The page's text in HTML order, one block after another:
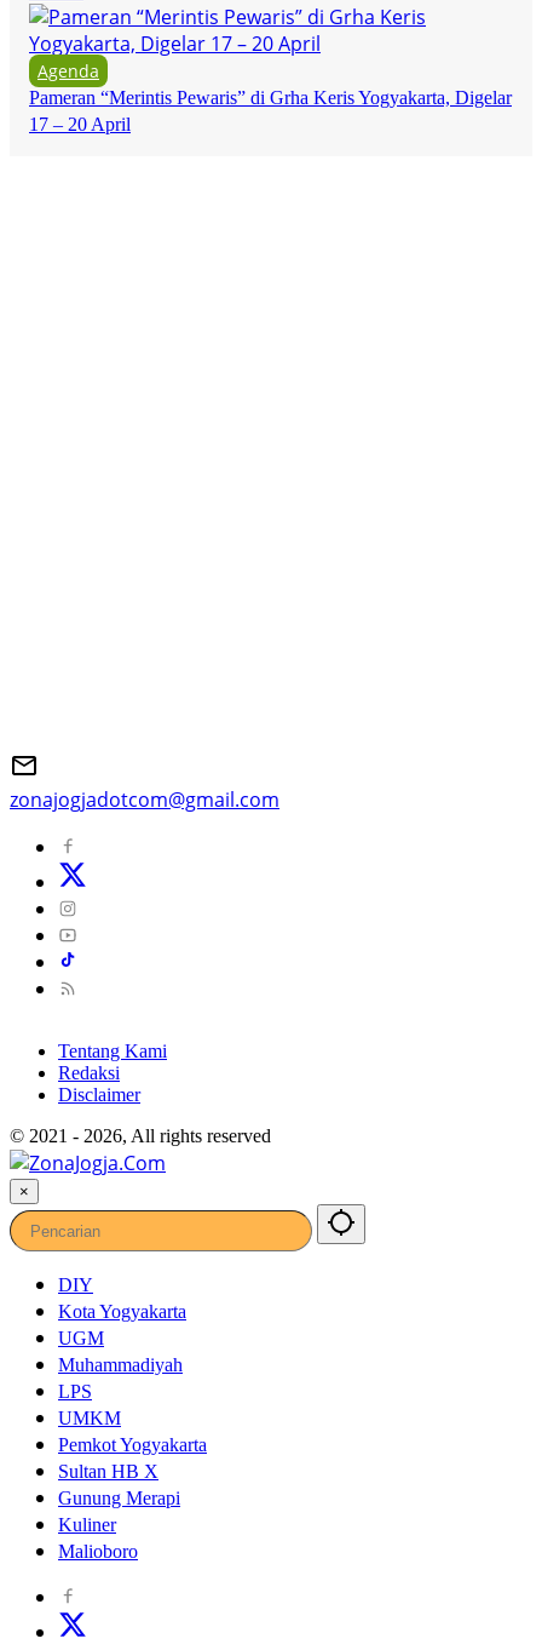
Agenda
Pameran “Merintis Pewaris” di Grha Keris Yogyakarta, Digelar
17 – 20 April
zonajogjadotcom@gmail.com
Tentang Kami
Redaksi
Disclaimer
© 2021 - 2026, All rights reserved
×
DIY
Kota Yogyakarta
UGM
Muhammadiyah
LPS
UMKM
Pemkot Yogyakarta
Sultan HB X
Gunung Merapi
Kuliner
Malioboro